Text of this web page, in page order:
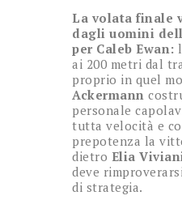
La volata finale
dagli uomini
per Caleb Ewan:
ai 200 metri dal
proprio in quel
Ackermann
personale
tutta velocità e
prepotenza la
dietro Elia
deve
di strategia.